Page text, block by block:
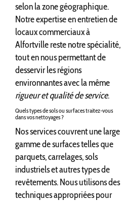
selon la zone géographique.
Notre expertise en entretien de
locaux commerciaux à
Alfortville reste notre spécialité,
tout en nous permettant de
desservir les régions
environnantes avec la même
rigueur et qualité de service.
Quels types de sols ou surfaces traitez-vous
dans vos nettoyages ?
Nos services couvrent une large
gamme de surfaces telles que
parquets, carrelages, sols
industriels et autres types de
revêtements. Nous utilisons des
techniques appropriées pour